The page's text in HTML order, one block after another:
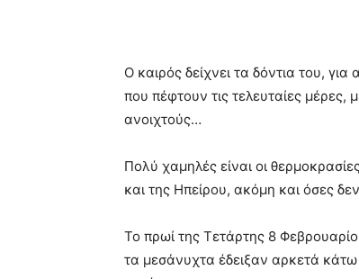
Ο καιρός δείχνει τα δόντια του,
που πέφτουν τις τελευταίες
ανοιχτούς…
Πολύ χαμηλές είναι οι
και της Ηπείρου, ακόμη και όσες
Το πρωί της Τετάρτης 8
τα μεσάνυχτα έδειξαν αρκετά κάτω